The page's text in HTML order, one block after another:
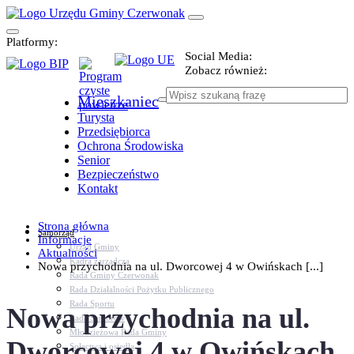
Platformy:
Social Media:
Zobacz również:
Mieszkaniec
Turysta
Przedsiębiorca
Ochrona Środowiska
Senior
Bezpieczeństwo
Kontakt
Samorząd
Urząd Gminy
Kadra zarządcza
Rada Gminy Czerwonak
Rada Działalności Pożytku Publicznego
Rada Sportu
Rada Seniorów
Młodzieżowa Rada Gminy
Sołectwa i osiedla
Strona główna
Informacje
Aktualności
Nowa przychodnia na ul. Dworcowej 4 w Owińskach [...]
Nowa przychodnia na ul.